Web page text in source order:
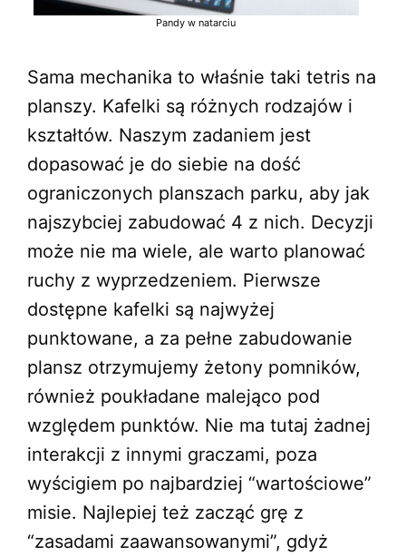
Pandy w natarciu
Sama mechanika to właśnie taki tetris na
planszy. Kafelki są różnych rodzajów i
kształtów. Naszym zadaniem jest
dopasować je do siebie na dość
ograniczonych planszach parku, aby jak
najszybciej zabudować 4 z nich. Decyzji
może nie ma wiele, ale warto planować
ruchy z wyprzedzeniem. Pierwsze
dostępne kafelki są najwyżej
punktowane, a za pełne zabudowanie
plansz otrzymujemy żetony pomników,
również poukładane malejąco pod
względem punktów. Nie ma tutaj żadnej
interakcji z innymi graczami, poza
wyścigiem po najbardziej “wartościowe”
misie. Najlepiej też zacząć grę z
“zasadami zaawansowanymi”, gdyż